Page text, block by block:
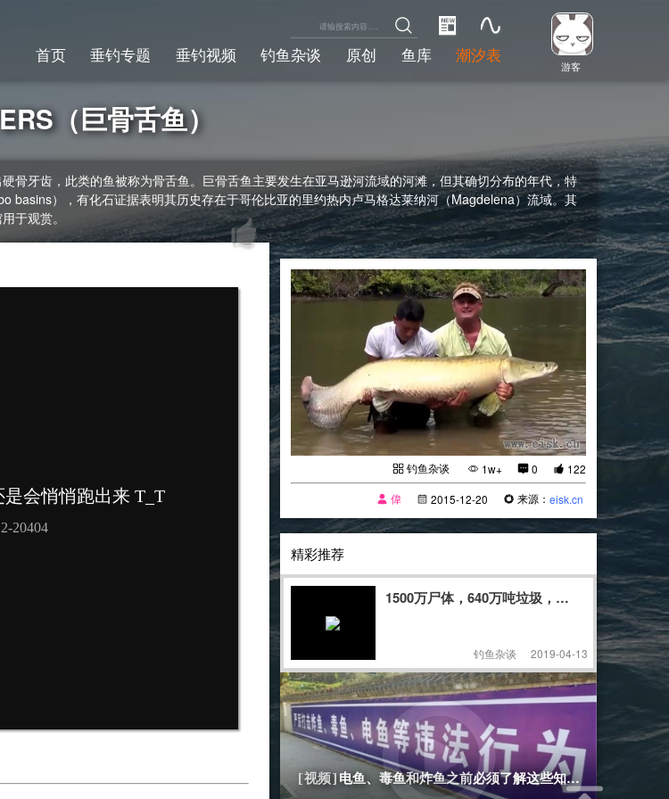
游客
首页 垂钓专题 垂钓视频 钓鱼杂谈 原创 鱼库 潮汐表
（巨骨舌鱼）
骨牙齿，此类的鱼被称为骨舌鱼。巨骨舌鱼主要发生在亚马逊河流域的河滩，但其确切分布的年代，特
basins），有化石证据表明其历史存在于哥伦比亚的里约热内卢马格达莱纳河（Magdelena）流域。其
于观赏。
钓鱼杂谈 1w+ 0
122
偉
2015-12-20 来源：eisk.cn
精彩推荐
1500万尸体，640万吨垃圾，继“冰桶挑战”之
钓鱼杂谈 2019-04-13
[钓鱼杂谈] 2023-04-08
[视频]电鱼、毒鱼和炸鱼之前必须了解这些知识........